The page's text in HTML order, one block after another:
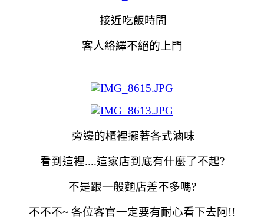
接近吃飯時間
客人絡繹不絕的上門
旁邊的櫃裡擺著各式滷味
看到這裡....這家店到底有什麼了不起?
不是跟一般麵店差不多嗎?
不不不~ 各位客官一定要有耐心看下去阿!!